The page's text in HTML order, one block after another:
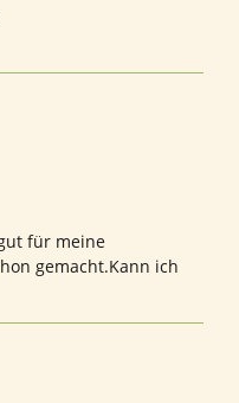
für meine
gemacht.Kann ich